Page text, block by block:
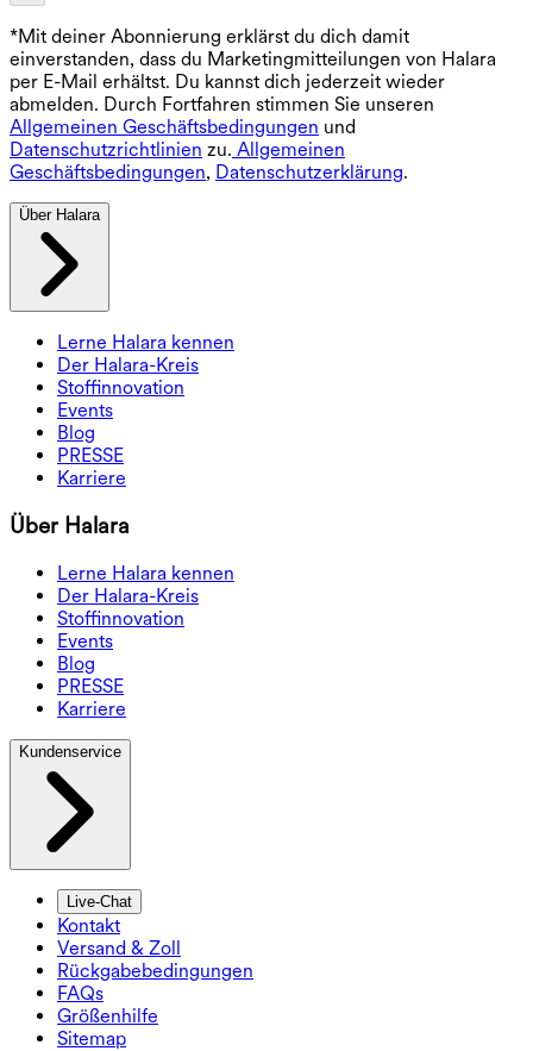
*Mit deiner Abonnierung erklärst du dich damit
einverstanden, dass du Marketingmitteilungen von Halara
per E-Mail erhältst. Du kannst dich jederzeit wieder
abmelden. Durch Fortfahren stimmen Sie unseren
Allgemeinen Geschäftsbedingungen und
Datenschutzrichtlinien zu. Allgemeinen
Geschäftsbedingungen, Datenschutzerklärung.
Über Halara
Lerne Halara kennen
Der Halara-Kreis
Stoffinnovation
Events
Blog
PRESSE
Karriere
Über Halara
Lerne Halara kennen
Der Halara-Kreis
Stoffinnovation
Events
Blog
PRESSE
Karriere
Kundenservice
Live-Chat
Kontakt
Versand & Zoll
Rückgabebedingungen
FAQs
Größenhilfe
Sitemap